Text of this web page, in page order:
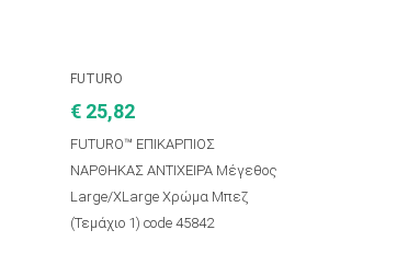
FUTURO
€ 25,82
FUTURO™ ΕΠΙΚΑΡΠΙΟΣ
ΝΑΡΘΗΚΑΣ ΑΝΤΙΧΕΙΡΑ Μέγεθος
Large/XLarge Χρώμα Μπεζ
(Τεμάχιο 1) code 45842